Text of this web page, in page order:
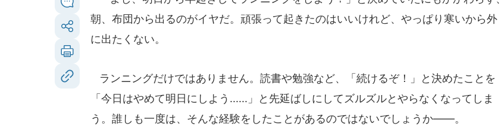
朝、布団から出るのがイヤだ。頑張って起きたのはいいけれど、やっぱり寒いから外
に出たくない。
ランニングだけではありません。読書や勉強など、「続けるぞ！」と決めたことを
「今日はやめて明日にしよう......」と先延ばしにしてズルズルとやらなくなってしま
う。誰しも一度は、そんな経験をしたことがあるのではないでしょうか――。